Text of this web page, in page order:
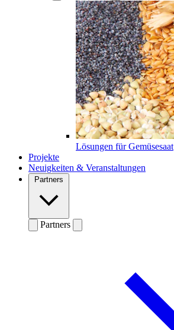
Lösungen für Gemüsesaat
Projekte
Neuigkeiten & Veranstaltungen
Partners
Partners